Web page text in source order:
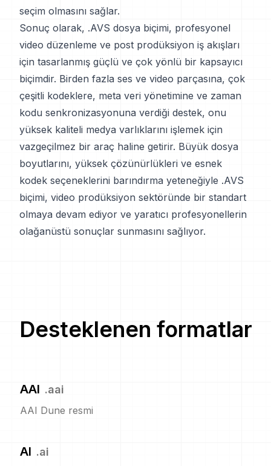
seçim olmasını sağlar.
Sonuç olarak, .AVS dosya biçimi, profesyonel
video düzenleme ve post prodüksiyon iş akışları
için tasarlanmış güçlü ve çok yönlü bir kapsayıcı
biçimdir. Birden fazla ses ve video parçasına, çok
çeşitli kodeklere, meta veri yönetimine ve zaman
kodu senkronizasyonuna verdiği destek, onu
yüksek kaliteli medya varlıklarını işlemek için
vazgeçilmez bir araç haline getirir. Büyük dosya
boyutlarını, yüksek çözünürlükleri ve esnek
kodek seçeneklerini barındırma yeteneğiyle .AVS
biçimi, video prodüksiyon sektöründe bir standart
olmaya devam ediyor ve yaratıcı profesyonellerin
olağanüstü sonuçlar sunmasını sağlıyor.
Desteklenen formatlar
AAI .aai
AAI Dune resmi
AI .ai